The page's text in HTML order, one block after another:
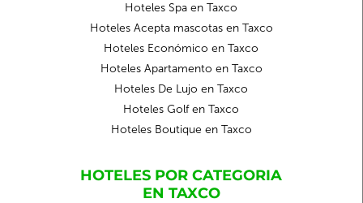
Hoteles Spa en Taxco
Hoteles Acepta mascotas en Taxco
Hoteles Económico en Taxco
Hoteles Apartamento en Taxco
Hoteles De Lujo en Taxco
Hoteles Golf en Taxco
Hoteles Boutique en Taxco
HOTELES POR CATEGORIA
EN TAXCO